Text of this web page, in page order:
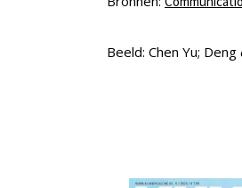
Beeld: Chen Yu; Deng